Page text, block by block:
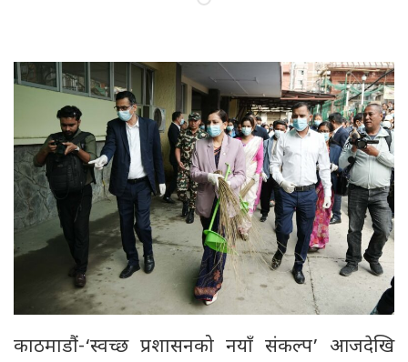
काठमाडौं-‘स्वच्छ प्रशासनको नयाँ संकल्प’ आजदेखि